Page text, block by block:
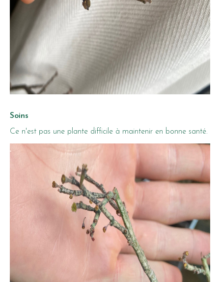
Soins
Ce n'est pas une plante difficile à maintenir en bonne santé.